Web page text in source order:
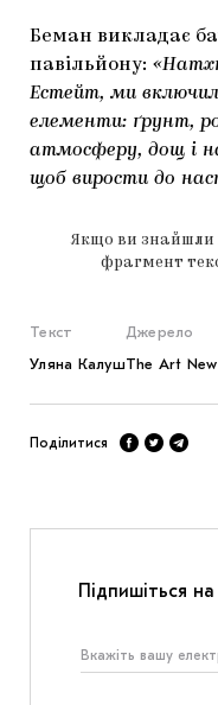
Беман викладає
павільйону:
Естейт, ми
елементи: ґрунт,
атмосферу, дощ і
щоб вирости до
Якщо ви знайшли
фрагмент
Текст
Уляна Калуш
Джерело
The Art
Поділитися
Підпишіться